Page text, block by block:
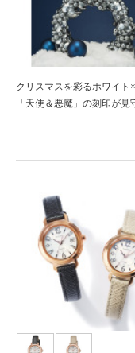
クリスマスを彩るホワイト
「天使＆悪魔」の刻印が見